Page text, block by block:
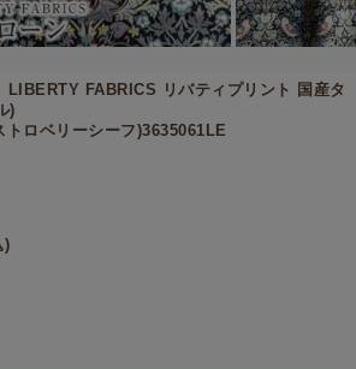
LIBERTY FABRICS リバティプリント 国産タ
)
ロベリーシーフ)3635061LE
)